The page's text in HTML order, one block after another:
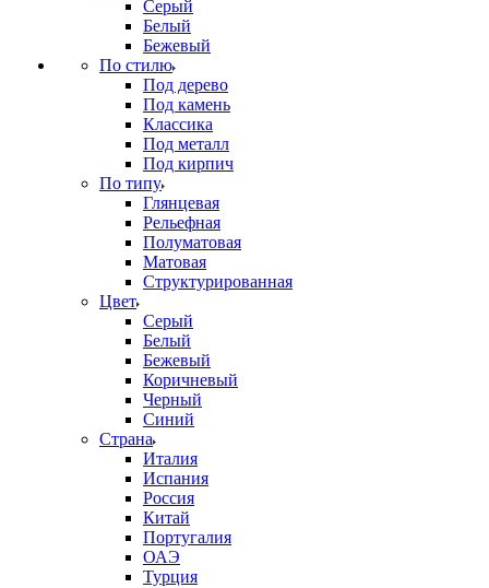
Серый
Белый
Бежевый
По стилю
Под дерево
Под камень
Классика
Под металл
Под кирпич
По типу
Глянцевая
Рельефная
Полуматовая
Матовая
Структурированная
Цвет
Серый
Белый
Бежевый
Коричневый
Черный
Синий
Страна
Италия
Испания
Россия
Китай
Португалия
ОАЭ
Турция